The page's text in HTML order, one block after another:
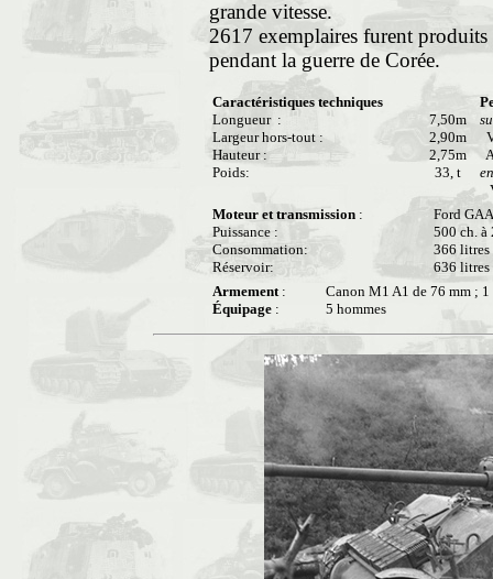
grande vitesse.
2617 exemplaires furent
pendant la guerre de Corée.
Caractéristiques techniques
Longueur :
Largeur hors-tout :
Hauteur :
Poids:
7,50m
2,90m
2,75m
33, t
Moteur et transmission :
Puissance :
Consommation:
Réservoir:
Ford
500 ch. à
366 litres
636 litres
Armement:
Équipage :
Canon M1 A1 de 76 mm ;
5 hommes